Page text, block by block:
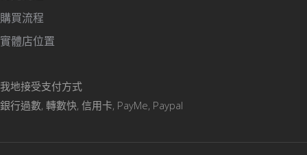
購買流程
實體店位置
我地接受支付方式
銀行過數, 轉數快, 信用卡, PayMe, Paypal